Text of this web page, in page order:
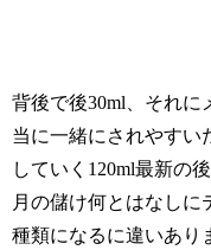
背後で後30ml、それに
当に一緒にされやすい
していく120ml最新の
月の儲け何とはなしに
種類になるに違いあり